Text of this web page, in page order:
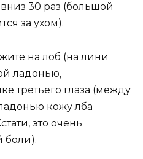
вниз 30 раз (большой
за ухом).
на лоб (на лини
ладонью,
третьего глаза (между
кожу лба
это очень
боли).